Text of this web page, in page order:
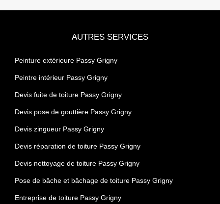
AUTRES SERVICES
Peinture extérieure Passy Grigny
Peintre intérieur Passy Grigny
Devis fuite de toiture Passy Grigny
Devis pose de gouttière Passy Grigny
Devis zingueur Passy Grigny
Devis réparation de toiture Passy Grigny
Devis nettoyage de toiture Passy Grigny
Pose de bâche et bâchage de toiture Passy Grigny
Entreprise de toiture Passy Grigny